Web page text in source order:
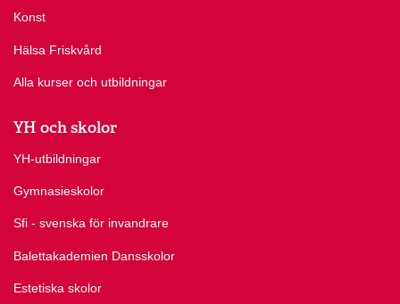
Konst
Hälsa Friskvård
Alla kurser och utbildningar
YH och skolor
YH-utbildningar
Gymnasieskolor
Sfi - svenska för invandrare
Balettakademien Dansskolor
Estetiska skolor